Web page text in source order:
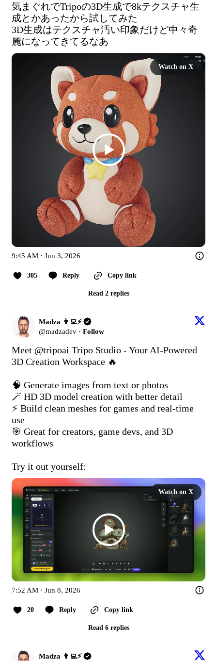
気まぐれでTripoの3D生成で8kテクスチャ生
成とかあったから試してみた
3D生成はテクスチャ汚い印象だけど中々奇
麗になってきてるなあ
Watch on X
9:45 AM · Jun 3, 2026
305 Reply Copy link
Read 2 replies
Madza 👨‍💻⚡
@madzadev · Follow
Meet @tripoai Tripo Studio - Your AI-Powered
3D Creation Workspace 🔥
🧠 Generate images from text or photos
🪄 HD 3D model creation with better detail
⚡ Build clean meshes for games and real-time
use
🎯 Great for creators, game devs, and 3D
workflows
Try it out yourself:
Watch on X
7:52 AM · Jun 8, 2026
20 Reply Copy link
Read 6 replies
Madza 👨‍💻⚡